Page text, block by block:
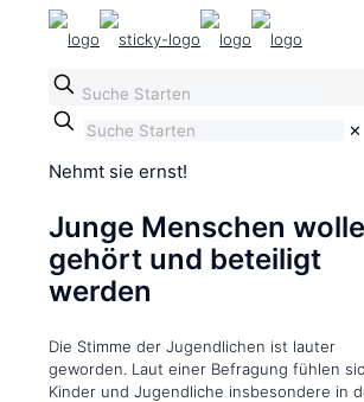
✕
Nehmt sie ernst!
Junge Menschen
gehört und beteiligt
werden
Die Stimme der Jugendlichen ist lauter
geworden. Laut einer Befragung fühlen
Kinder und Jugendliche insbesondere in